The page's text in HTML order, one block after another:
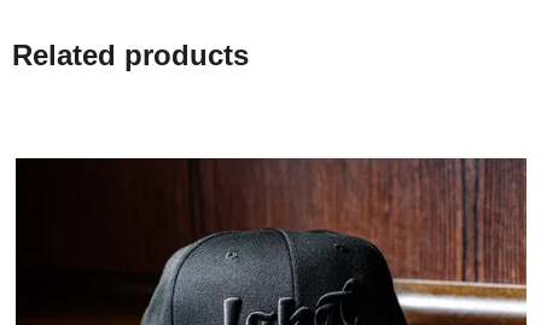
Related products